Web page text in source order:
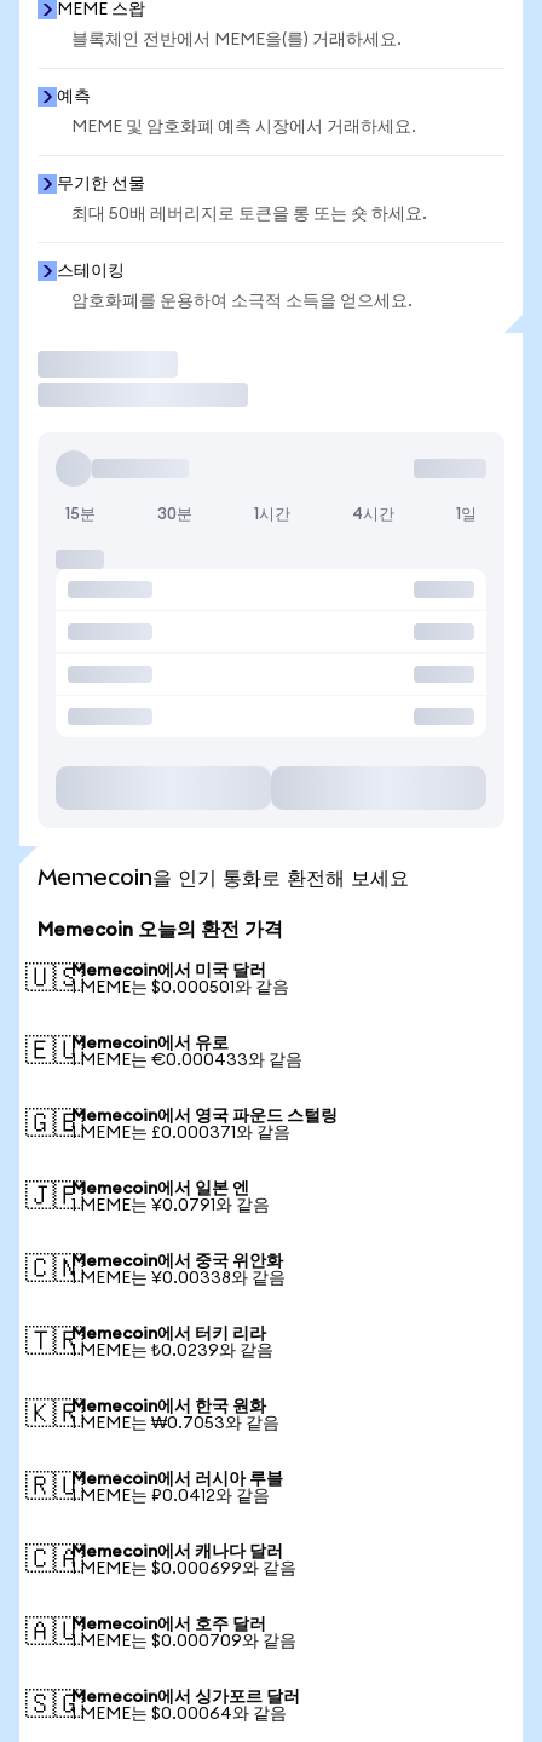
MEME 스왑
블록체인 전반에서 MEME을(를) 거래하세요.
예측
MEME 및 암호화폐 예측 시장에서 거래하세요.
무기한 선물
최대 50배 레버리지로 토큰을 롱 또는 숏 하세요.
스테이킹
암호화폐를 운용하여 소극적 소득을 얻으세요.
15분 30분 1시간 4시간 1일
Memecoin을 인기 통화로 환전해 보세요
Memecoin 오늘의 환전 가격
🇺🇸Memecoin에서 미국 달러
1 MEME는 $0.000501와 같음
🇪🇺Memecoin에서 유로
1 MEME는 €0.000433와 같음
🇬🇧Memecoin에서 영국 파운드 스털링
1 MEME는 £0.000371와 같음
🇯🇵Memecoin에서 일본 엔
1 MEME는 ¥0.0791와 같음
🇨🇳Memecoin에서 중국 위안화
1 MEME는 ¥0.00338와 같음
🇹🇷Memecoin에서 터키 리라
1 MEME는 ₺0.0239와 같음
🇰🇷Memecoin에서 한국 원화
1 MEME는 ₩0.7053와 같음
🇷🇺Memecoin에서 러시아 루블
1 MEME는 ₽0.0412와 같음
🇨🇦Memecoin에서 캐나다 달러
1 MEME는 $0.000699와 같음
🇦🇺Memecoin에서 호주 달러
1 MEME는 $0.000709와 같음
🇸🇬Memecoin에서 싱가포르 달러
1 MEME는 $0.00064와 같음